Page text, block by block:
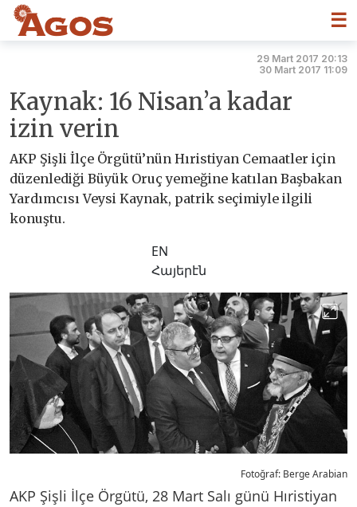
☰
29 Mart 2017 20:13
30 Mart 2017 11:09
Kaynak: 16 Nisan’a kadar
izin verin
AKP Şişli İlçe Örgütü’nün Hıristiyan Cemaatler için
düzenlediği Büyük Oruç yemeğine katılan Başbakan
Yardımcısı Veysi Kaynak, patrik seçimiyle ilgili
konuştu.
EN
Հայերէն
Fotoğraf: Berge Arabian
AKP Şişli İlçe Örgütü, 28 Mart Salı günü Hıristiyan